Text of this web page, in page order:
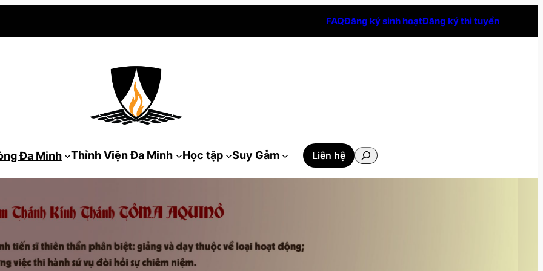
FAQĐăng ký sinh hoạtĐăng ký thi tuyển
Đa Minh Thỉnh Viện Đa Minh Học tập Suy Gẫm Liên hệ
Tìm
kiếm